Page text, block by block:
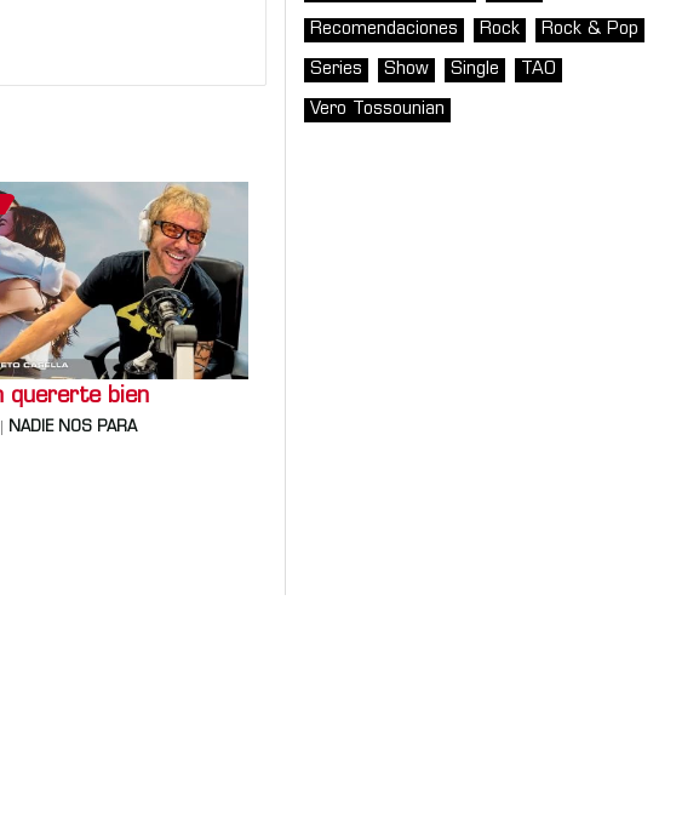
quererte bien
NADIE NOS PARA
Recomendaciones Rock Rock & Pop
Series Show Single TAO
Vero Tossounian